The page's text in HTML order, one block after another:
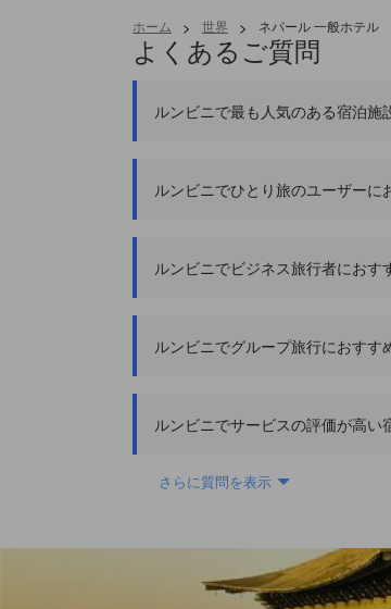
ホーム > 世界 > ネパール 一般ホテル
よくあるご質問
ルンビニで最も人気のある宿泊施
ルンビニでひとり旅のユーザーに
ルンビニでビジネス旅行者におす
ルンビニでグループ旅行におすす
ルンビニでサービスの評価が高い
さらに質問を表示